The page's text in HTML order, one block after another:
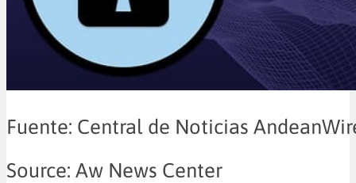
Fuente: Central de Noticias
Source: Aw News Center